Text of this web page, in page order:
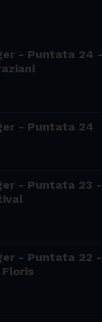
- Puntata 24
- Puntata 24
- Puntata 23
- Puntata 22
Floris